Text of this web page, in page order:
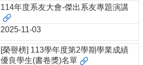
114年度系友大會-傑出系友專題演講
2025-11-03
[榮譽榜] 113學年度第2學期學業成績
優良學生(書卷獎)名單